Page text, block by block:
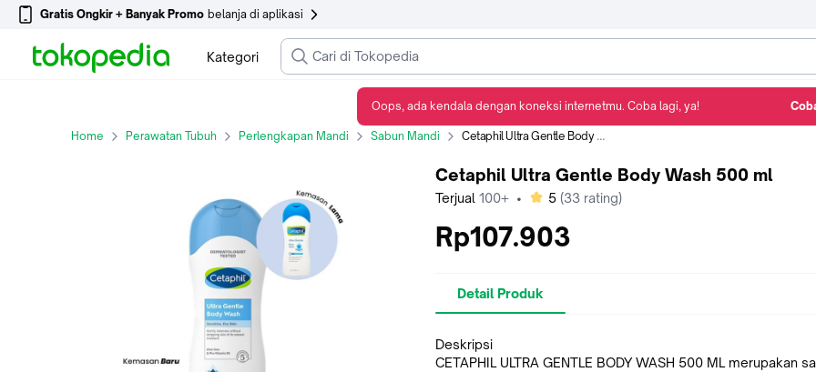
Gratis Ongkir + Banyak Promo belanja di aplikasi
Kategori
Home Perawatan Tubuh Perlengkapan Mandi Sabun Mandi Cetaphil Ultra Gentle Body Wash 500 ml
Cetaphil Ultra Gentle Body Wash 500 ml
Terjual 100+ • bintang
5 (33 rating)
Rp107.903
Detail Produk
Deskripsi
CETAPHIL ULTRA GENTLE BODY WASH 500 ML merupakan
Oops, ada kendala dengan koneksi internetmu. Coba lagi, ya!